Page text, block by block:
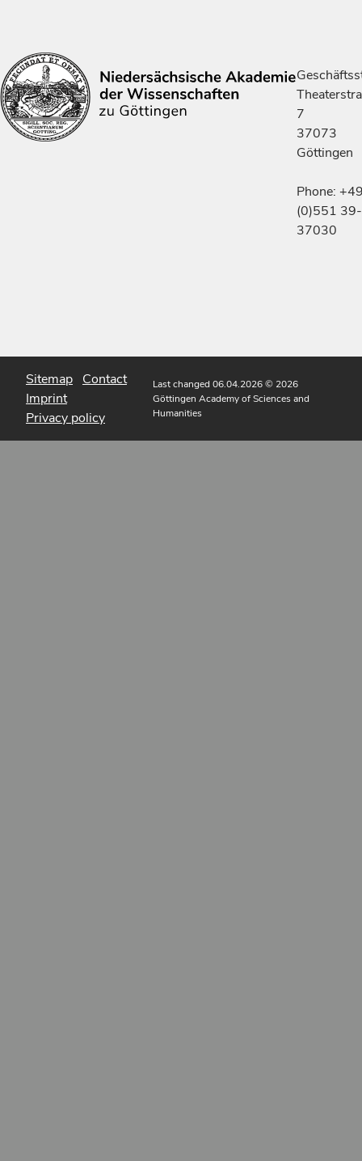
7
37073
Göttingen
Phone:
(0)551 39-
37030
Sitemap Contact
Imprint
Privacy policy
Last changed 06.04.2026© 2026
Göttingen Academy of Sciences and
Humanities